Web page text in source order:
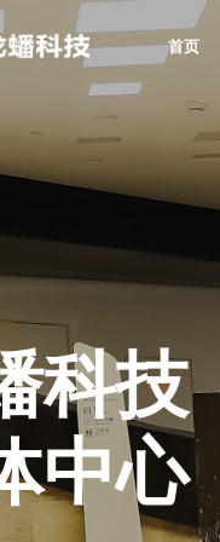
首页
科技
中心